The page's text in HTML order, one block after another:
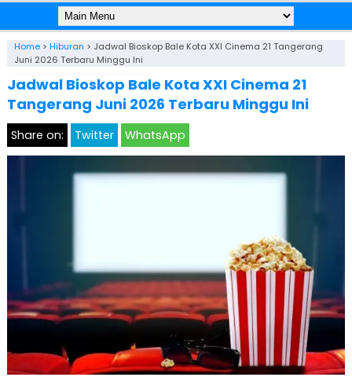
Home> Hiburan > Jadwal Bioskop Bale Kota XXI Cinema 21 Tangerang
Juni 2026 Terbaru Minggu Ini
Jadwal Bioskop Bale Kota XXI Cinema 21
Tangerang Juni 2026 Terbaru Minggu Ini
Share on: Twitter WhatsApp